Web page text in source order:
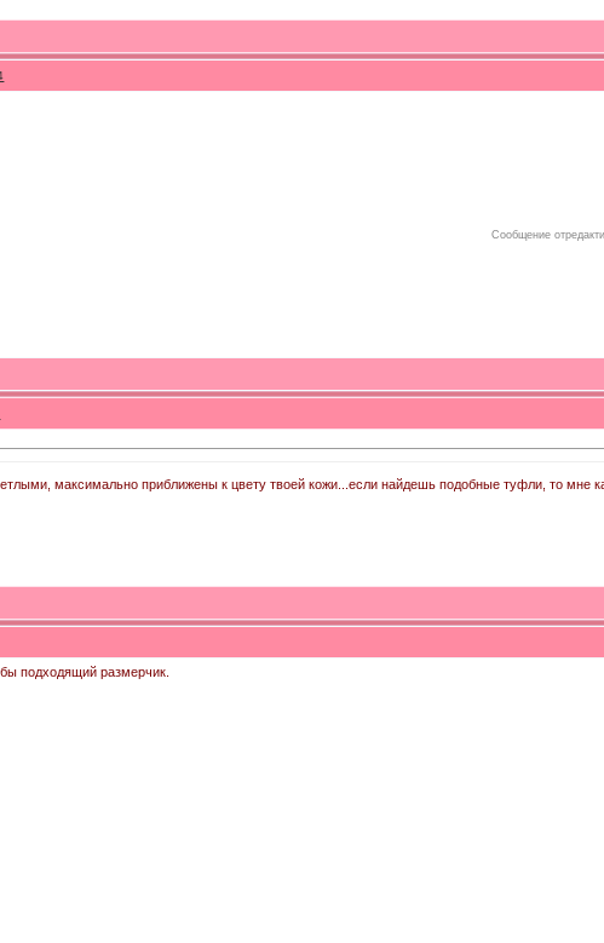
Сообщение
максимально приближены к цвету твоей кожи...если найдешь подобные туфли, то мне
подходящий размерчик.